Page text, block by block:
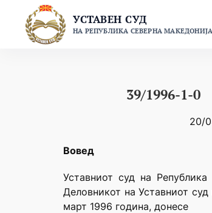
content
УСТАВЕН СУД
НА РЕПУБЛИКА СЕВЕРНА МАКЕДОНИЈА
39/1996-1-0
20/
Вовед
Уставниот суд на
Деловникот на Уставниот
март 1996 година, донесе